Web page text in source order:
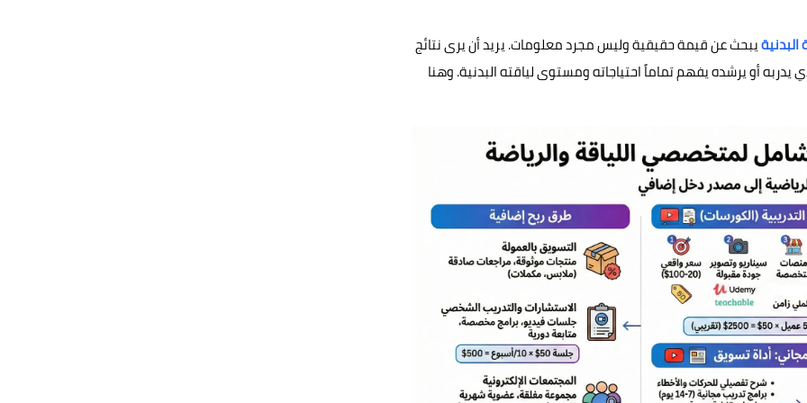
البدنيةيبحث عن قيمة حقيقية وليس مجرد معلومات. يريد أن يرى نتائج
أو يرشده يفهم تماماً احتياجاته ومستوى لياقته البدنية. وهنا